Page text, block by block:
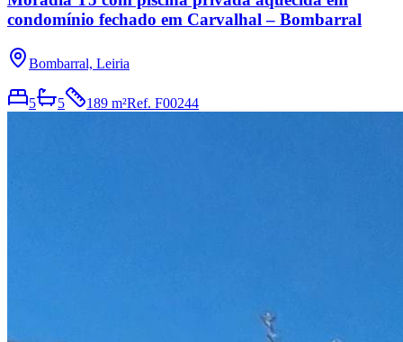
condomínio fechado em Carvalhal – Bombarral
Bombarral, Leiria
5 5 189 m²Ref. F00244